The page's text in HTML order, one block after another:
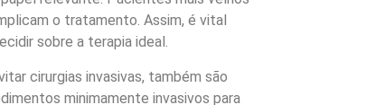
o tratamento. Assim, é vital
sobre a terapia ideal.
cirurgias invasivas, também são
minimamente invasivos para